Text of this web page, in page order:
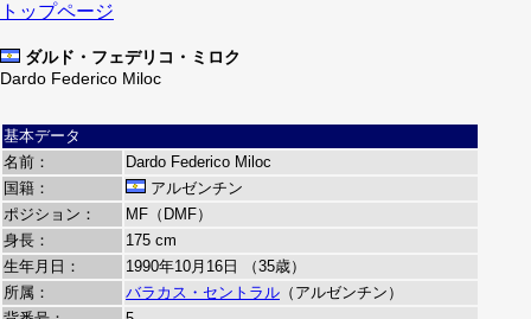
トップページ
ダルド・フェデリコ・ミロク
Dardo Federico Miloc
基本データ
名前：
Dardo Federico Miloc
国籍：
アルゼンチン
ポジション：
MF（DMF）
身長：
175 cm
生年月日：
1990年10月16日 （35歳）
所属：
バラカス・セントラル （アルゼンチン）